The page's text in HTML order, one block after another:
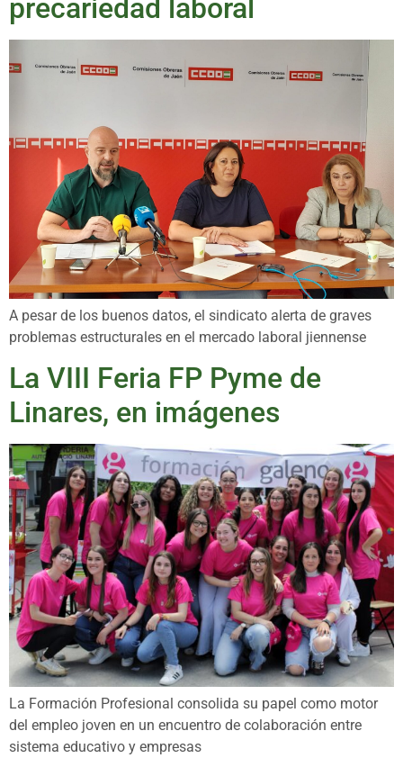
precariedad laboral
A pesar de los buenos datos, el sindicato alerta de graves
problemas estructurales en el mercado laboral jiennense
La VIII Feria FP Pyme de
Linares, en imágenes
La Formación Profesional consolida su papel como motor
del empleo joven en un encuentro de colaboración entre
sistema educativo y empresas